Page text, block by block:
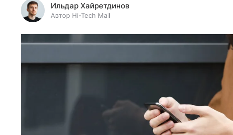
Ильдар Хайретдинов
Автор Hi-Tech Mail